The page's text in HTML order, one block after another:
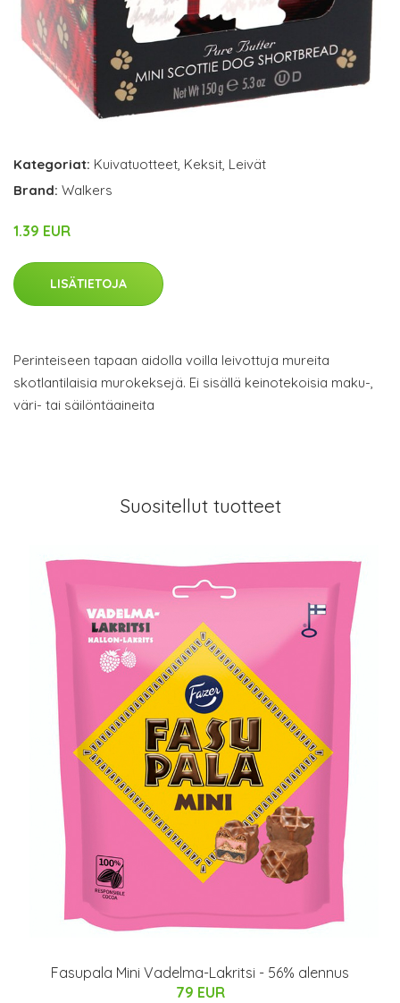
Kategoriat: Kuivatuotteet, Keksit, Leivät
Brand: Walkers
1.39 EUR
LISÄTIETOJA
Perinteiseen tapaan aidolla voilla leivottuja mureita
skotlantilaisia murokeksejä. Ei sisällä keinotekoisia maku-,
väri- tai säilöntäaineita
Suositellut tuotteet
Fasupala Mini Vadelma-Lakritsi - 56% alennus
79 EUR